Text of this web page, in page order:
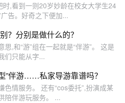
时,看到一则20岁妙龄在校女大学生24
告。好奇之下便加...
？分别是做什么的？
思,和“游”组在一起就是“伴游”。 这是
们只能从字...
”伴游……私家导游靠谱吗？
色情服务。 还有“cos委托”,扮演成某
陪伴游玩服务。 ...